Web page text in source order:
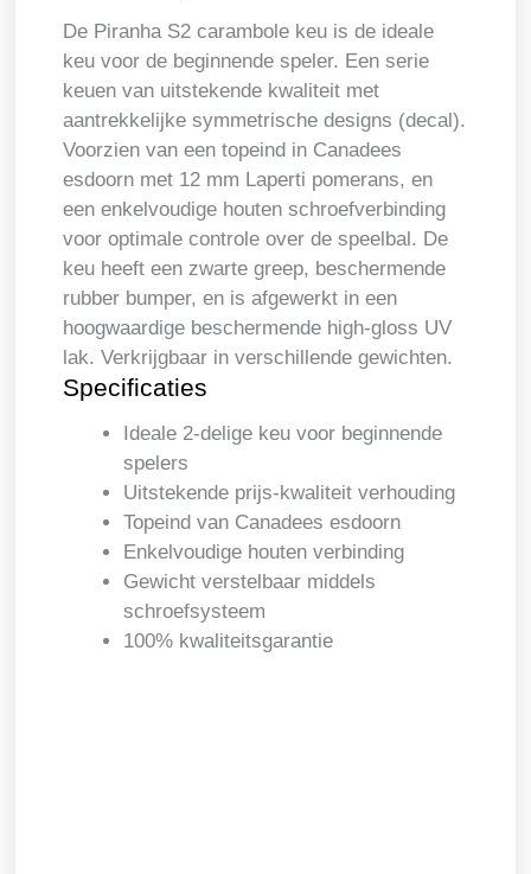
De Piranha S2 carambole keu is de ideale
keu voor de beginnende speler. Een serie
keuen van uitstekende kwaliteit met
aantrekkelijke symmetrische designs (decal).
Voorzien van een topeind in Canadees
esdoorn met 12 mm Laperti pomerans, en
een enkelvoudige houten schroefverbinding
voor optimale controle over de speelbal. De
keu heeft een zwarte greep, beschermende
rubber bumper, en is afgewerkt in een
hoogwaardige beschermende high-gloss UV
lak. Verkrijgbaar in verschillende gewichten.
Specificaties
Ideale 2-delige keu voor beginnende
spelers
Uitstekende prijs-kwaliteit verhouding
Topeind van Canadees esdoorn
Enkelvoudige houten verbinding
Gewicht verstelbaar middels
schroefsysteem
100% kwaliteitsgarantie